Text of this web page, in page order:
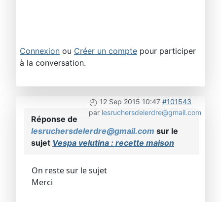
Connexion ou Créer un compte pour participer
à la conversation.
12 Sep 2015 10:47 #101543
par lesruchersdelerdre@gmail.com
Réponse de
lesruchersdelerdre@gmail.com sur le
sujet Vespa velutina : recette maison
On reste sur le sujet
Merci